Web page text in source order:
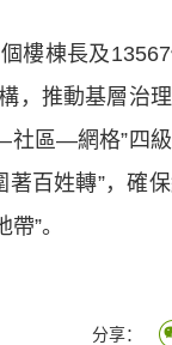
樓棟長及
，推動基層治
區—網格”四
百姓轉”，確
”。
分享：